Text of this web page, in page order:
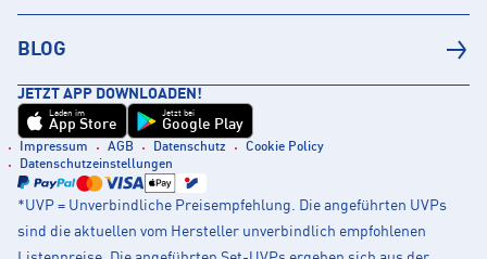
BLOG
JETZT APP DOWNLOADEN!
Laden im
App Store
Jetzt bei
Google Play
Impressum AGB Datenschutz
Cookie Policy
Datenschutzeinstellungen
*UVP = Unverbindliche Preisempfehlung. Die angeführten UVPs
sind die aktuellen vom Hersteller unverbindlich empfohlenen